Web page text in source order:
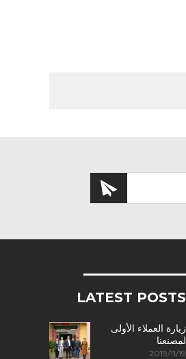
LATEST POSTS
زيارة العملاء الأولى
لمصنعنا
2019/11/19